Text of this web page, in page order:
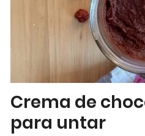
Crema de
para untar